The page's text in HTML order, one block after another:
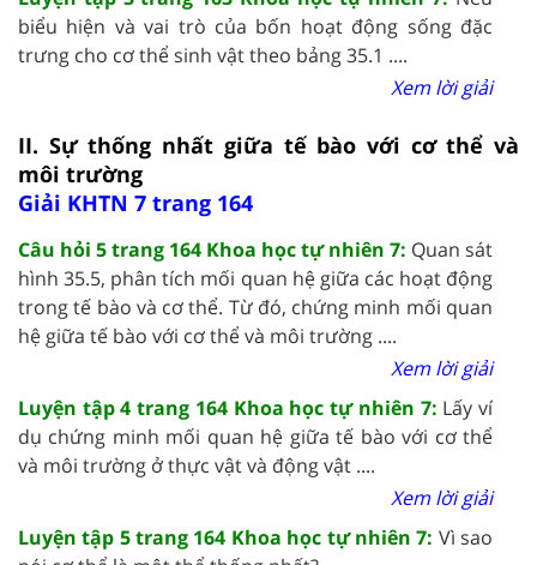
biểu hiện và vai trò của bốn hoạt động sống đặc
trưng cho cơ thể sinh vật theo bảng 35.1 ....
Xem lời giải
II. Sự thống nhất giữa tế bào với cơ thể và
môi trường
Giải KHTN 7 trang 164
Câu hỏi 5 trang 164 Khoa học tự nhiên 7: Quan sát
hình 35.5, phân tích mối quan hệ giữa các hoạt động
trong tế bào và cơ thể. Từ đó, chứng minh mối quan
hệ giữa tế bào với cơ thể và môi trường ....
Xem lời giải
Luyện tập 4 trang 164 Khoa học tự nhiên 7: Lấy ví
dụ chứng minh mối quan hệ giữa tế bào với cơ thể
và môi trường ở thực vật và động vật ....
Xem lời giải
Luyện tập 5 trang 164 Khoa học tự nhiên 7: Vì sao